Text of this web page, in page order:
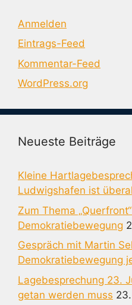
Anmelden
Eintrags-Feed
Kommentar-Feed
WordPress.org
Neueste Beiträge
Kleine
Ludwigshafen ist
Zum Thema
Demokratiebewegung
Gespräch mit Martin
Demokratiebewegung
Lagebesprechung 23.
getan werden muss